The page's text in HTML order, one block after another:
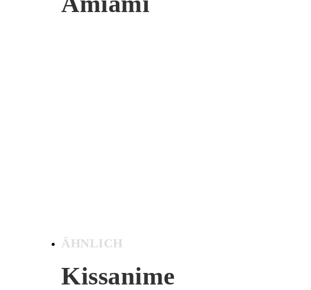
ÄHNLICH
Kissanime